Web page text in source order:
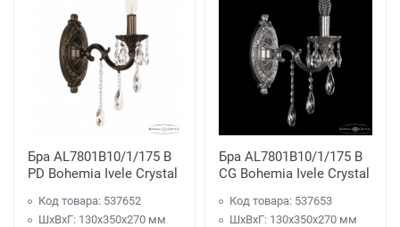
Бра AL7801B10/1/175 B
PD Bohemia Ivele Crystal
Код товара: 537652
ШхВхГ: 130х350x270 мм
Бра AL7801B10/1/175 B
CG Bohemia Ivele Crystal
Код товара: 537653
ШхВхГ: 130х350x270 мм